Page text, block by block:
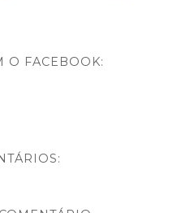
O FACEBOOK: